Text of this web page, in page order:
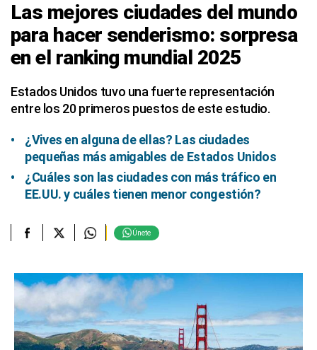
Las mejores ciudades del mundo
para hacer senderismo: sorpresa
en el ranking mundial 2025
Estados Unidos tuvo una fuerte representación
entre los 20 primeros puestos de este estudio.
¿Vives en alguna de ellas? Las ciudades
pequeñas más amigables de Estados Unidos
¿Cuáles son las ciudades con más tráfico en
EE.UU. y cuáles tienen menor congestión?
Únete